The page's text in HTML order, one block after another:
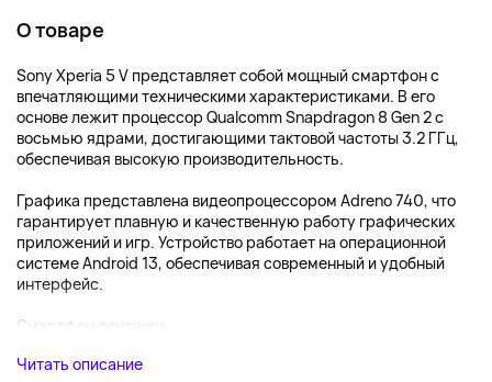
О товаре
Sony Xperia 5 V представляет собой мощный смартфон с
впечатляющими техническими характеристиками. В его
основе лежит процессор Qualcomm Snapdragon 8 Gen 2 с
восьмью ядрами, достигающими тактовой частоты 3.2 ГГц,
обеспечивая высокую производительность.
Графика представлена видеопроцессором Adreno 740, что
гарантирует плавную и качественную работу графических
приложений и игр. Устройство работает на операционной
системе Android 13, обеспечивая современный и удобный
интерфейс.
Смартфон оснащен...
Читать описание